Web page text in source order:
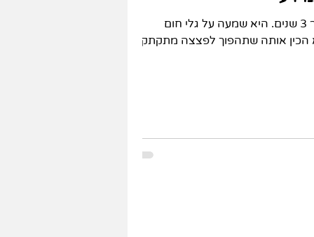
היא בת 53, במנופאוזה כבר 3 שנים. היא שמעה על גלי חום
הכין אותה שתהפוך לפצצה מתקתקת